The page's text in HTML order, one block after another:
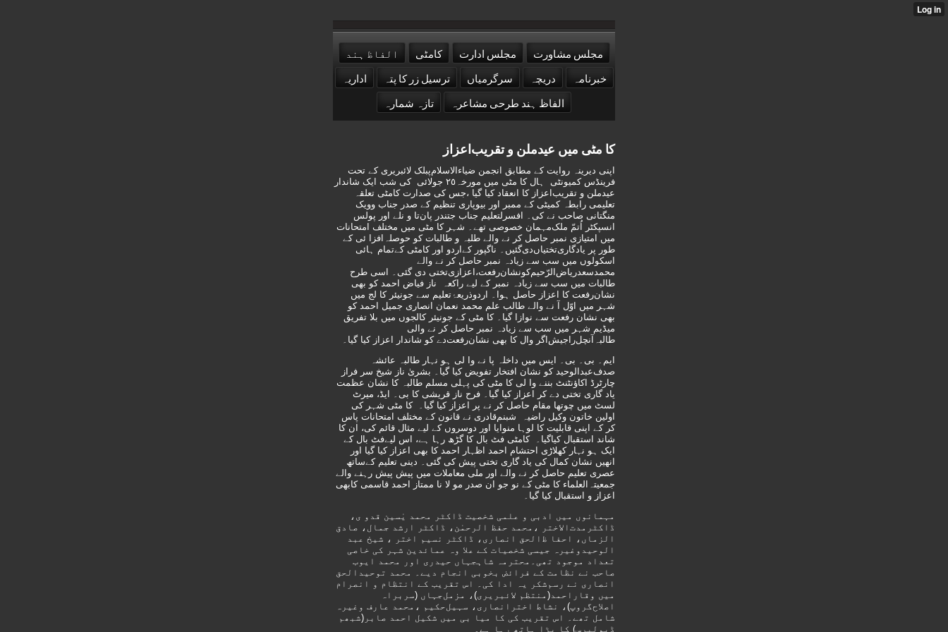
الفاظ ہند کامٹی مجلس ادارت
مجلس مشاورت
اداریہ
ترسیل زر کا پتہ سرگرمیاں دریچہ
خبرنامہ
تازہ شمارہ
الفاظ ہند طرحی مشاعرہ
کا مٹی میں عیدملن و تقریب‌اعزاز
اپنی دیرینہ روایت کے مطابق انجمن ضیاء‌الاسلام‌پبلک لائبریری کے تحت
فرینڈس کمیونٹی ہال کا مٹی میں مورخہ‌٢٥ جولائی کی شب ایک شاندار
عیدملن و تقریب‌اعزاز کا انعقاد کیا گیا ،جس ‌کی صدارت کامٹی تعلقہ‌
تعلیمی ‌رابطہ کمیٹی کے ممبر اور بیوپاری تنظیم کے صدر جناب وویک
منگتانی صاحب نے کی‌۔ افسر‌لتعلیم ‌جناب جتندر پان‌تا و نلے اور پولس
انسپکٹر اُ‌تمّ ملک‌مہمان خصوصی تھے۔ شہر کا مٹی میں مختلف امتحانات
میں امتیازی نمبر حاصل کر نے والے طلبہ و طالبات کو حوصلہ‌افزا ئی کے
طور پر یادگاری‌تختیاں‌دی‌گئیں‌۔ ناگپور کےاردو اور کامٹی کےتمام ہائی
اسکولوں میں سب سے زیادہ نمبر حاصل کر نے والے
محمدسعدریاض‌الرّ‌حیم‌کونشان‌رفعت،اعزازی‌تختی دی گئی‌۔ اسی طرح
طالبات میں سب سے زیادہ نمبر کے لیے راکعہ ناز فیاض احمد کو بھی
نشان‌رفعت کا اعزاز حاصل ہوا۔ اردوذریعۂ‌تعلیم سے جونیئر کا لج میں
شہر میں اوّ‌ل آ نے والے طالب علم محمد نعمان انصاری جمیل احمد کو
بھی نشان رفعت سے نوازا گیا۔ کا مٹی کے جونیئر کالجوں میں بلا تفریق
میڈیم شہر میں سب سے زیادہ نمبر حاصل کر نے والی
طالبہ‌آنچل‌راجیش‌اگر وال کا بھی نشان‌رفعت‌دے کو شاندار اعزاز کیا گیا۔
ایم‌۔ بی‌۔ بی‌۔ ایس میں داخلہ پا نے وا لی ہو نہار طالبہ عائشہ‌
صدف‌عبدالوحید کو نشان‌ افتخار تفویض کیا گیا۔ بشریٰ ناز شیخ سر فراز
چارٹرڈ اکاؤ‌نٹنٹ بننے وا لی کا مٹی کی پہلی مسلم طالبہ کا نشان عظمت
یاد گاری تختی دے کر اعزاز کیا گیا۔ فرح ناز قریشی کا بی‌۔ ایڈ، میرٹ
لسٹ میں چوتھا مقام حاصل کر نے پر اعزاز کیا گیا۔ کا مٹی شہر کی
اولین خاتون وکیل راضیہ شبنم‌قادری نے قانون کے مختلف امتحانات پاس
کر کے اپنی قابلیت کا لوہا منوایا اور دوسروں کے لیے مثال قائم کی، ان کا
شاند استقبال کیاگیا۔ کامٹی فٹ بال کا گڑھ رہا ہے، اس لیےفٹ بال کے
ایک ہو نہار کھلاڑی احتشام احمد اظہار احمد کا بھی اعزاز کیا گیا اور
انھیں نشان کمال کی یاد گاری تختی پیش کی گئی‌۔ دینی تعلیم کےساتھ
عصری تعلیم حاصل کر نے والے اور ملی معاملات میں پیش پیش رہنے والے
جمعیتہ‌العلماء کا مٹی کے نو جو ان صدر مو لا نا ممتاز احمد قاسمی کابھی
اعزاز و استقبال کیا گیا۔
مہمانوں میں ادبی و علمی شخصیت ڈاکٹر محمد یٰسین قدو ی‌،
ڈاکٹرمدت‌الاختر ،محمد حفظ الرحمٰن، ڈاکٹر ارشد جمال، صادق
الزماں، احفا ظ‌الحق انصاری، ڈاکٹر نسیم اختر ، شیخ عبد
الوحیدوغیرہ جیسی شخصیات کے علا وہ عمائدین شہر کی خاصی
تعداد موجود تھی‌۔محترمہ شاہجہاں حیدری اور محمد ایوب
صاحب نے نظامت کے فرائض بخوبی انجام دیے۔ محمد توحیدالحق
انصاری نے رسم‌شکر یہ ادا کی‌۔ اس تقریب کے انتظام و انصرام
میں وقاراحمد(منتظم لائبریری‌)، مزمل‌جہاں‌ (سربراہ
‌اصلاح‌گروپ‌)، نشاط ‌اخترانصاری، سہیل‌حکیم ،محمد عارف وغیرہ
شامل تھے۔ اس تقریب کی کا میا بی میں شکیل احمد صابر(شبھم
ڈیولپرس‌) کا بڑا ہاتھ رہا ہے۔